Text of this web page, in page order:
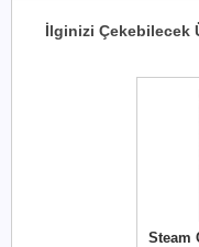
İlginizi Çekebilecek
Steam